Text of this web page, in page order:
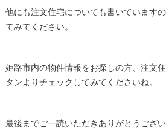
他にも注文住宅についても書いています
てみてください。
姫路市内の物件情報をお探しの方、注文
タンよりチェックしてみてくださいね。
最後までご一読いただきありがとうござい